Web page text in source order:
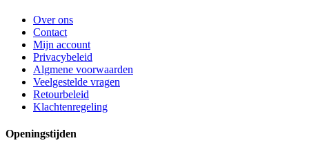
Over ons
Contact
Mijn account
Privacybeleid
Algmene voorwaarden
Veelgestelde vragen
Retourbeleid
Klachtenregeling
Openingstijden